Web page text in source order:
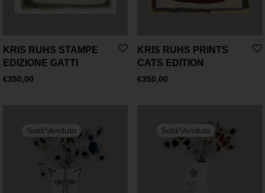
KRIS RUHS STAMPE
EDIZIONE GATTI
€350,00
KRIS RUHS PRINTS
CATS EDITION
€350,00